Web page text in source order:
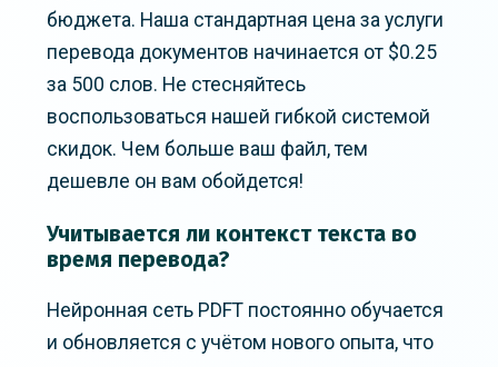
бюджета. Наша стандартная цена за услуги
перевода документов начинается от $0.25
за 500 слов. Не стесняйтесь
воспользоваться нашей гибкой системой
скидок. Чем больше ваш файл, тем
дешевле он вам обойдется!
Учитывается ли контекст текста во
время перевода?
Нейронная сеть PDFT постоянно обучается
и обновляется с учётом нового опыта, что